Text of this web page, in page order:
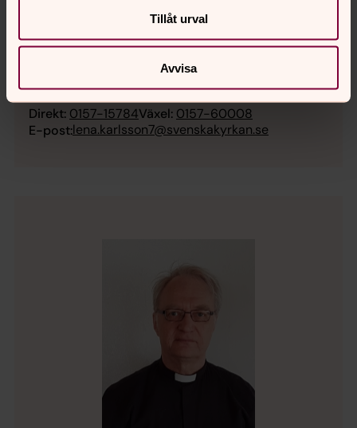
Tillåt urval
Avvisa
Direkt: 0157-15784Växel: 0157-60008
E-post:lena.karlsson7@svenskakyrkan.se